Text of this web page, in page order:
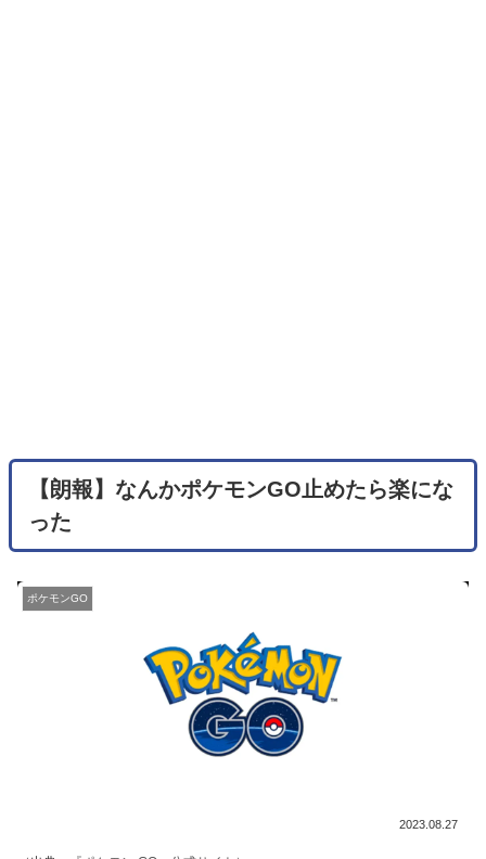
【朗報】なんかポケモンGO止めたら楽にな
った
ポケモンGO
2023.08.27